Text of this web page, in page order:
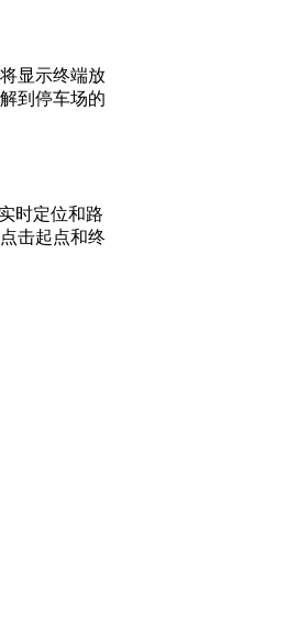
显示终端放
到停车场的
时定位和路
击起点和终